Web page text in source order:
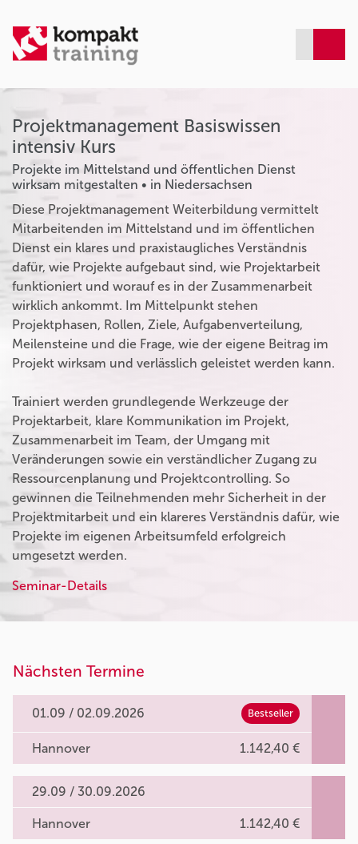
Projektmanagement Basiswissen
intensiv Kurs
Projekte im Mittelstand und öffentlichen Dienst
wirksam mitgestalten • in Niedersachsen
Diese Projektmanagement Weiterbildung vermittelt
Mitarbeitenden im Mittelstand und im öffentlichen
Dienst ein klares und praxistaugliches Verständnis
dafür, wie Projekte aufgebaut sind, wie Projektarbeit
funktioniert und worauf es in der Zusammenarbeit
wirklich ankommt. Im Mittelpunkt stehen
Projektphasen, Rollen, Ziele, Aufgabenverteilung,
Meilensteine und die Frage, wie der eigene Beitrag im
Projekt wirksam und verlässlich geleistet werden kann.
Trainiert werden grundlegende Werkzeuge der
Projektarbeit, klare Kommunikation im Projekt,
Zusammenarbeit im Team, der Umgang mit
Veränderungen sowie ein verständlicher Zugang zu
Ressourcenplanung und Projektcontrolling. So
gewinnen die Teilnehmenden mehr Sicherheit in der
Projektmitarbeit und ein klareres Verständnis dafür, wie
Projekte im eigenen Arbeitsumfeld erfolgreich
umgesetzt werden.
Seminar-Details
Nächsten Termine
01.09 / 02.09.2026 Bestseller
Hannover 1.142,40 €
29.09 / 30.09.2026
Hannover 1.142,40 €